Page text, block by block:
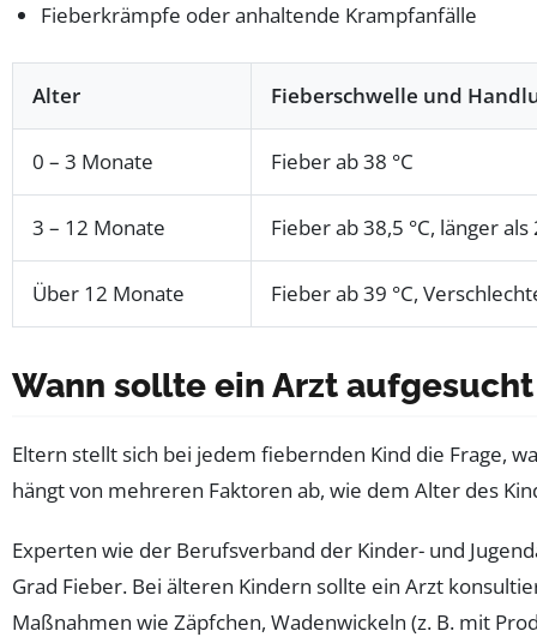
Fieberkrämpfe oder anhaltende Krampfanfälle
Alter Fieberschwelle und
0 – 3 Monate Fieber ab 38 °C
3 – 12 Monate Fieber ab 38,5 °C, länger als
Über 12 Monate Fieber ab 39 °C,
Wann sollte ein Arzt
Eltern stellt sich bei jedem fiebernden Kind die Frage,
hängt von mehreren Faktoren ab, wie dem Alter des
Experten wie der Berufsverband der Kinder- und
Grad Fieber. Bei älteren Kindern sollte ein Arzt
Maßnahmen wie Zäpfchen, Wadenwickeln (z. B. mit